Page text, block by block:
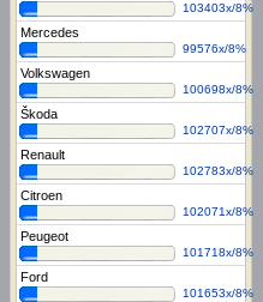
103403x/8%
Mercedes
99576x/8%
Volkswagen
100698x/8%
Škoda
102707x/8%
Renault
102783x/8%
Citroen
102071x/8%
Peugeot
101718x/8%
Ford
101653x/8%